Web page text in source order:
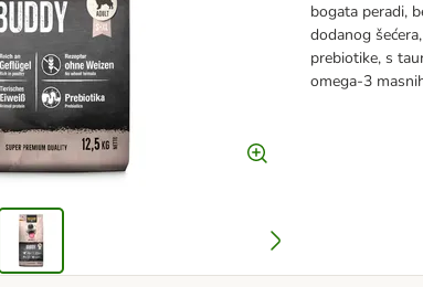
bogata peradi,
dodanog
prebiotike, s
omega-3